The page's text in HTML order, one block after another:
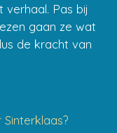
Pas bij
gaan ze wat
de kracht van